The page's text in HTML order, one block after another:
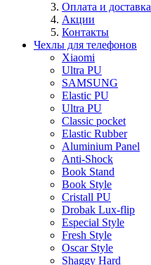
Оплата и доставка
Акции
Контакты
Чехлы для телефонов
Xiaomi
Ultra PU
SAMSUNG
Elastic PU
Ultra PU
Classic pocket
Elastic Rubber
Aluminium Panel
Anti-Shock
Book Stand
Book Style
Cristall PU
Drobak Lux-flip
Especial Style
Fresh Style
Oscar Style
Shaggy Hard